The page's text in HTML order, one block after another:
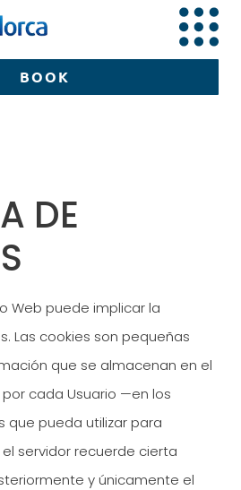
BOOK
DE
Web puede implicar la
Las cookies son pequeñas
que se almacenan en el
cada Usuario —en los
que pueda utilizar para
servidor recuerde cierta
y únicamente el